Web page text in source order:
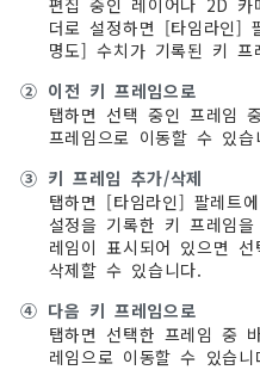
더로 설정하면 [타임라인]
명도] 수치가 기록된 키
② 이전 키 프레임으로
탭하면 선택 중인 프레임
프레임으로 이동할 수 있습
③ 키 프레임 추가/삭제
탭하면 [타임라인] 팔레트
설정을 기록한 키 프레임
레임이 표시되어 있으면
삭제할 수 있습니다.
④ 다음 키 프레임으로
탭하면 선택한 프레임 중
레임으로 이동할 수 있습니